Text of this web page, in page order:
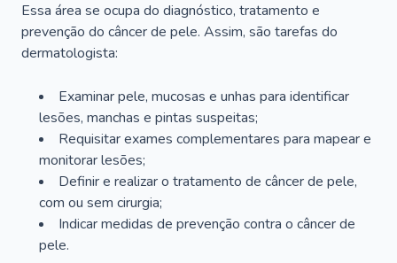
Essa área se ocupa do diagnóstico, tratamento e
prevenção do câncer de pele. Assim, são tarefas do
dermatologista:
Examinar pele, mucosas e unhas para identificar
lesões, manchas e pintas suspeitas;
Requisitar exames complementares para mapear e
monitorar lesões;
Definir e realizar o tratamento de câncer de pele,
com ou sem cirurgia;
Indicar medidas de prevenção contra o câncer de
pele.